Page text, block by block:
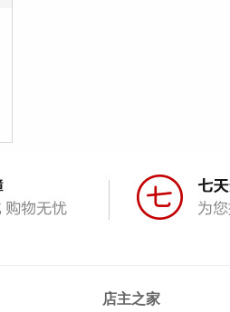
店主之家